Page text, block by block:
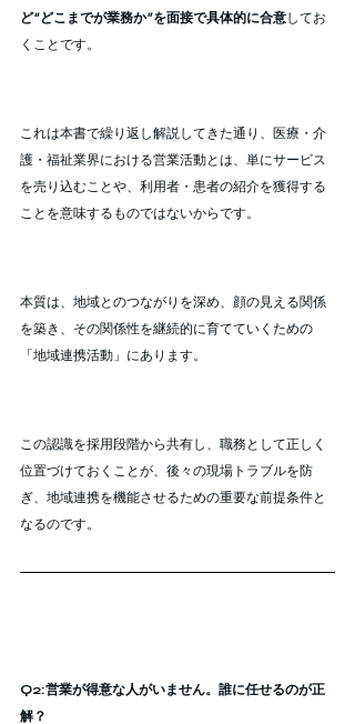
ど“どこまでが業務か”を面接で具体的に合意してお
くことです。
これは本書で繰り返し解説してきた通り、医療・介
護・福祉業界における営業活動とは、単にサービス
を売り込むことや、利用者・患者の紹介を獲得する
ことを意味するものではないからです。
本質は、地域とのつながりを深め、顔の見える関係
を築き、その関係性を継続的に育てていくための
「地域連携活動」にあります。
この認識を採用段階から共有し、職務として正しく
位置づけておくことが、後々の現場トラブルを防
ぎ、地域連携を機能させるための重要な前提条件と
なるのです。
Q2:営業が得意な人がいません。誰に任せるのが正
解？